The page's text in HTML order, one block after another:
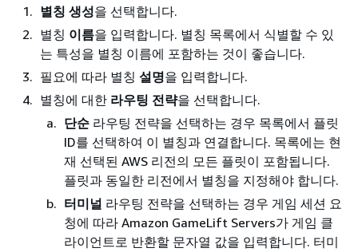
별칭 생성을 선택합니다.
별칭 이름을 입력합니다. 별칭 목록에서 식별할 수 있
는 특성을 별칭 이름에 포함하는 것이 좋습니다.
필요에 따라 별칭 설명을 입력합니다.
별칭에 대한 라우팅 전략을 선택합니다.
단순 라우팅 전략을 선택하는 경우 목록에서 플릿
ID를 선택하여 이 별칭과 연결합니다. 목록에는 현
재 선택된 AWS 리전의 모든 플릿이 포함됩니다.
플릿과 동일한 리전에서 별칭을 지정해야 합니다.
터미널 라우팅 전략을 선택하는 경우 게임 세션 요
청에 따라 Amazon GameLift Servers가 게임 클
라이언트로 반환할 문자열 값을 입력합니다. 터미